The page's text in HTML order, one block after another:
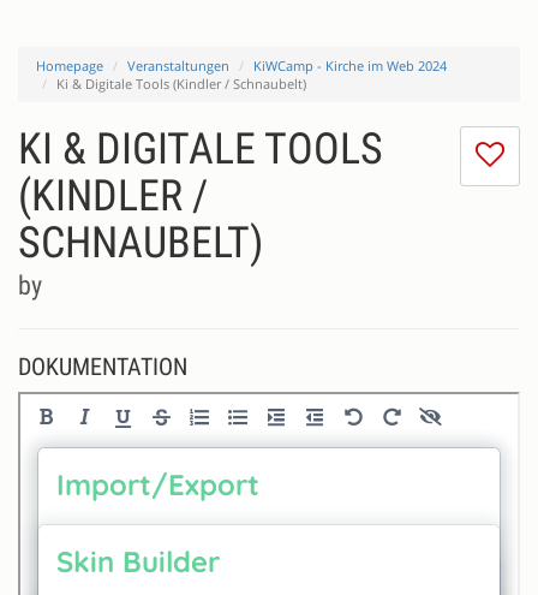
Homepage Veranstaltungen
KiWCamp - Kirche im Web 2024
Ki & Digitale Tools (Kindler / Schnaubelt)
KI & DIGITALE TOOLS
(KINDLER /
SCHNAUBELT)
by
DOKUMENTATION